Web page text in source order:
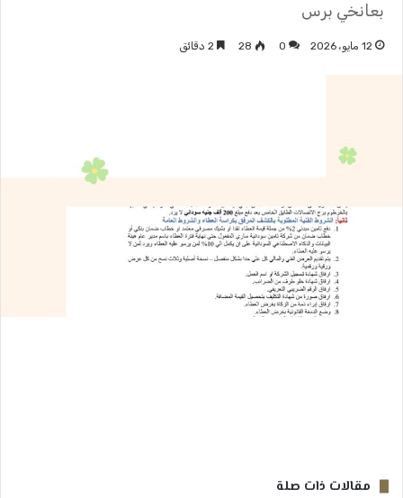
بعانخي برس
12 مايو، 2026 0
28
مقالات ذات صلة